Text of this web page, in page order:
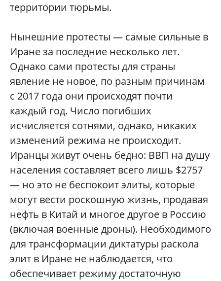
территории тюрьмы.
Нынешние протесты — самые сильные в
Иране за последние несколько лет.
Однако сами протесты для страны
явление не новое, по разным причинам
с 2017 года они происходят почти
каждый год. Число погибших
исчисляется сотнями, однако, никаких
изменений режима не происходит.
Иранцы живут очень бедно: ВВП на душу
населения составляет всего лишь $2757
— но это не беспокоит элиты, которые
могут вести роскошную жизнь, продавая
нефть в Китай и многое другое в Россию
(включая военные дроны). Необходимого
для трансформации диктатуры раскола
элит в Иране не наблюдается, что
обеспечивает режиму достаточную